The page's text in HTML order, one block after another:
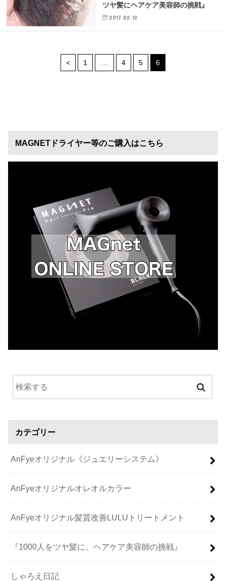
ツヤ髪にヘアケア美容師の挑戦』
2017.02.12
< 1 … 4 5 6
MAGNETドライヤー等のご購入はこちら
カテゴリー
AnFyeオリジナル《ジュエリーシステム》
AnFyeオリジナルオレオルカラー
AnFyeオリジナル髪質改善LULUトリートメント
『1000人をツヤ髪に。ヘアケア美容師の挑戦』
しゃろえ日記